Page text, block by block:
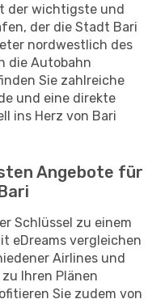
der wichtigste und
der die Stadt Bari
nordwestlich des
die Autobahn
Sie zahlreiche
und eine direkte
ins Herz von Bari
Angebote für
Schlüssel zu einem
eDreams vergleichen
Airlines und
Ihren Plänen
Sie zudem von